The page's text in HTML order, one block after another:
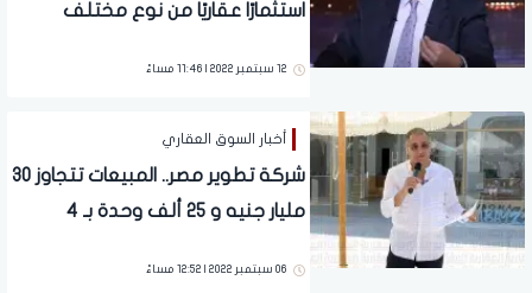
استثمارًا عقاريًا من نوع مختلف
12 سبتمبر 2022 | 11:46 مساءً
أخبار السوق العقاري
شركة تطوير مصر.. المبيعات تتجاوز 30
مليار جنيه و 25 ألف وحدة بـ 4
06 سبتمبر 2022 | 12:52 مساءً